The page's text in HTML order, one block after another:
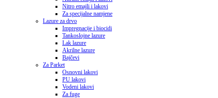
Nitro emajli i lakovi
Za specijalne namjene
Lazure za drvo
Impregnacije i biocidi
Tankoslojne lazure
Lak lazure
Akrilne lazure
Bajčevi
Za Parket
Osnovni lakovi
PU lakovi
Vodeni lakovi
Za fuge